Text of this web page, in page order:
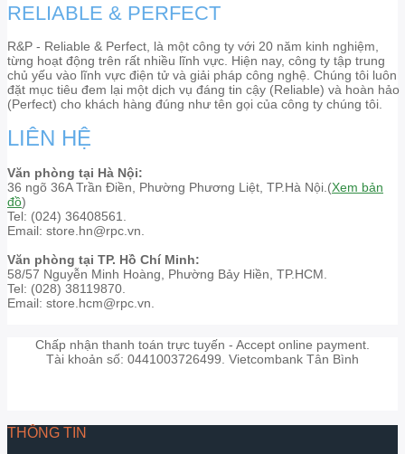
RELIABLE & PERFECT
R&P - Reliable & Perfect, là một công ty với 20 năm kinh nghiệm,
từng hoạt động trên rất nhiều lĩnh vực. Hiện nay, công ty tập trung
chủ yếu vào lĩnh vực điện tử và giải pháp công nghệ. Chúng tôi luôn
đặt mục tiêu đem lại một dịch vụ đáng tin cậy (Reliable) và hoàn hảo
(Perfect) cho khách hàng đúng như tên gọi của công ty chúng tôi.
LIÊN HỆ
Văn phòng tại Hà Nội:
36 ngõ 36A Trần Điền, Phường Phương Liệt, TP.Hà Nội.(Xem bản
đồ)
Tel: (024) 36408561.
Email: store.hn@rpc.vn.
Văn phòng tại TP. Hồ Chí Minh:
58/57 Nguyễn Minh Hoàng, Phường Bảy Hiền, TP.HCM.
Tel: (028) 38119870.
Email: store.hcm@rpc.vn.
Chấp nhận thanh toán trực tuyến - Accept online payment.
Tài khoản số: 0441003726499. Vietcombank Tân Bình
THÔNG TIN